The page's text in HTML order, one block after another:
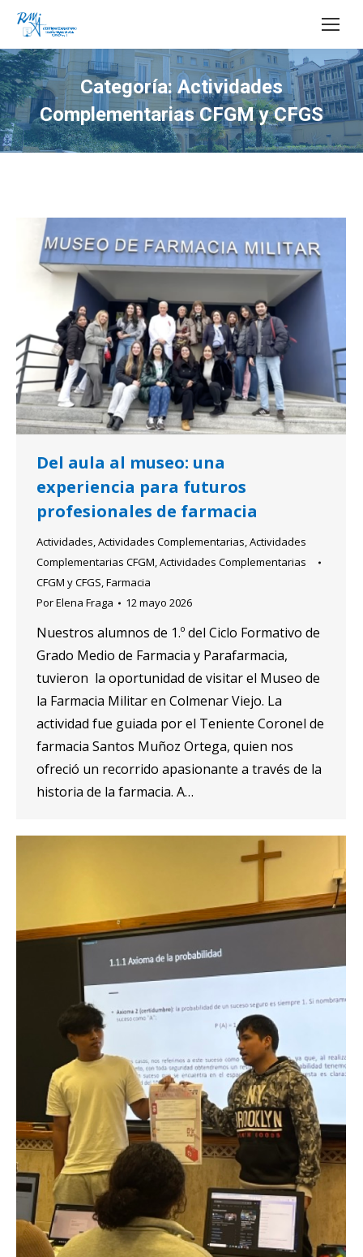
Buscar:
Categoría:Actividades
Complementarias CFGM y CFGS
Estás aquí:
Del aula al museo: una
experiencia para futuros
profesionales de farmacia
Actividades,Actividades Complementarias,Actividades
Complementarias CFGM,Actividades Complementarias
CFGM y CFGS,Farmacia
PorElena Fraga 12 mayo 2026
Nuestros alumnos de 1.º del Ciclo Formativo de
Grado Medio de Farmacia y Parafarmacia,
tuvieron la oportunidad de visitar el Museo de
la Farmacia Militar en Colmenar Viejo. La
actividad fue guiada por el Teniente Coronel de
farmacia Santos Muñoz Ortega, quien nos
ofreció un recorrido apasionante a través de la
historia de la farmacia. A…